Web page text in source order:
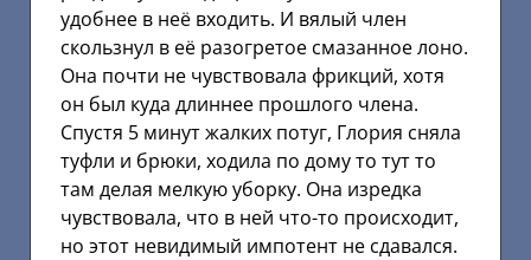
удобнее в неё входить. И вялый член
скользнул в её разогретое смазанное лоно.
Она почти не чувствовала фрикций, хотя
он был куда длиннее прошлого члена.
Спустя 5 минут жалких потуг, Глория сняла
туфли и брюки, ходила по дому то тут то
там делая мелкую уборку. Она изредка
чувствовала, что в ней что-то происходит,
но этот невидимый импотент не сдавался.